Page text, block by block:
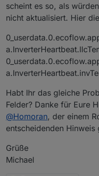
scheint es so, als
nicht aktualisiert. Hier
Habt Ihr das gleiche
Felder? Danke für Eure
@Homoran, der einem
entscheidenden Hinweis
Grüße
Michael